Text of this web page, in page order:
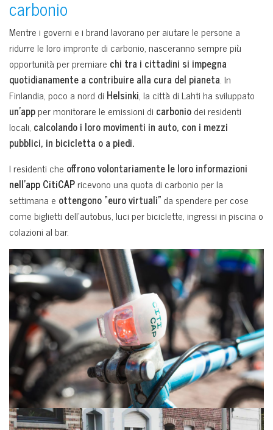
carbonio
Mentre i governi e i brand lavorano per aiutare le persone a
ridurre le loro impronte di carbonio, nasceranno sempre più
opportunità per premiare chi tra i cittadini si impegna
quotidianamente a contribuire alla cura del pianeta. In
Finlandia, poco a nord di Helsinki, la città di Lahti ha sviluppato
un’appper monitorare le emissioni di carboniodei residenti
locali, calcolando i loro movimenti in auto, con i mezzi
pubblici, in bicicletta o a piedi.
I residenti che offrono volontariamente le loro informazioni
nell’app CitiCAPricevono una quota di carbonio per la
settimana e ottengono “euro virtuali”da spendere per cose
come biglietti dell’autobus, luci per biciclette, ingressi in piscina o
colazioni al bar.